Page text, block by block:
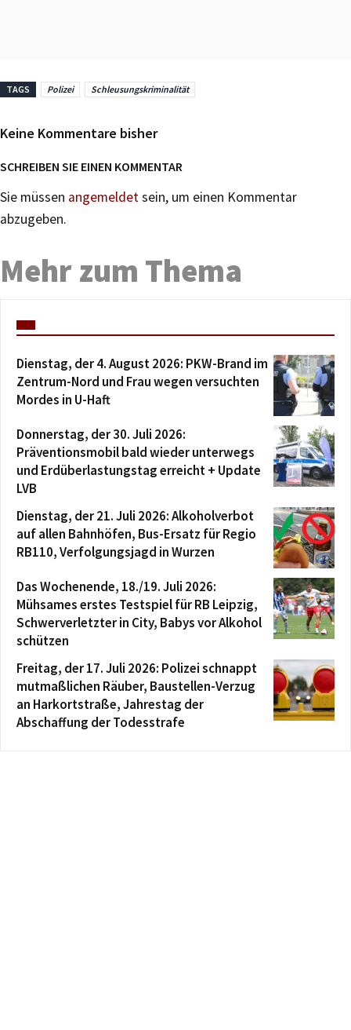
TAGS Polizei Schleusungskriminalität
Keine Kommentare bisher
SCHREIBEN SIE EINEN KOMMENTAR
Sie müssen angemeldetsein, um einen Kommentar
abzugeben.
Mehr zum Thema
Dienstag, der 4. August 2026: PKW-Brand im
Zentrum-Nord und Frau wegen versuchten
Mordes in U-Haft
Donnerstag, der 30. Juli 2026:
Präventionsmobil bald wieder unterwegs
und Erdüberlastungstag erreicht + Update
LVB
Dienstag, der 21. Juli 2026: Alkoholverbot
auf allen Bahnhöfen, Bus-Ersatz für Regio
RB110, Verfolgungsjagd in Wurzen
Das Wochenende, 18./19. Juli 2026:
Mühsames erstes Testspiel für RB Leipzig,
Schwerverletzter in City, Babys vor Alkohol
schützen
Freitag, der 17. Juli 2026: Polizei schnappt
mutmaßlichen Räuber, Baustellen-Verzug
an Harkortstraße, Jahrestag der
Abschaffung der Todesstrafe